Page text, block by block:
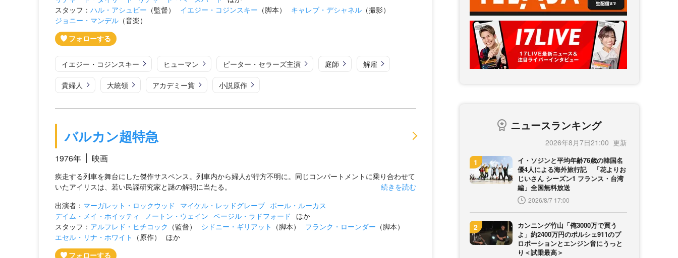
スタッフ： ハル・アシュビー （監督） イエジー・コジンスキー （脚本） キャレブ・デシャネル （撮影）
ジョニー・マンデル （音楽）
イエジー・コジンスキー ヒューマン ピーター・セラーズ主演 庭師 解雇
貴婦人 大統領 アカデミー賞 小説原作
バルカン超特急
1976年 映画
疾走する列車を舞台にした傑作サスペンス。列車内から婦人が行方不明に。同じコンパートメントに乗り合わせて
いたアイリスは、若い民謡研究家と謎の解明に当たる。
続きを読む
出演者： マーガレット・ロックウッド マイケル・レッドグレーブ ポール・ルーカス
デイム・メイ・ホイッティ
ノートン・ウェイン ベージル・ラドフォード ほか
スタッフ： アルフレド・ヒチコック （監督） シドニー・ギリアット （脚本） フランク・ローンダー （脚本）
エセル・リナ・ホワイト （原作） ほか
ニュースランキング
2026年8月7日21:00
イ・ソジンと平均年齢76歳の韓国名
優4人による海外旅行記 「花よりお
じいさん シーズン1 フランス・台湾
編」全国無料放送
2026/8/7 17:00
カンニング竹山「俺3000万で買う
よ」約2400万円のポルシェ911のプ
ロポーションとエンジン音にうっと
り＜試乗最高＞